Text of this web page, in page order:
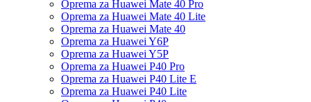
Oprema za Huawei Mate 40 Pro
Oprema za Huawei Mate 40 Lite
Oprema za Huawei Mate 40
Oprema za Huawei Y6P
Oprema za Huawei Y5P
Oprema za Huawei P40 Pro
Oprema za Huawei P40 Lite E
Oprema za Huawei P40 Lite